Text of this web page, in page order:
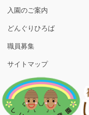
入園のご案内
どんぐりひろば
職員募集
サイトマップ